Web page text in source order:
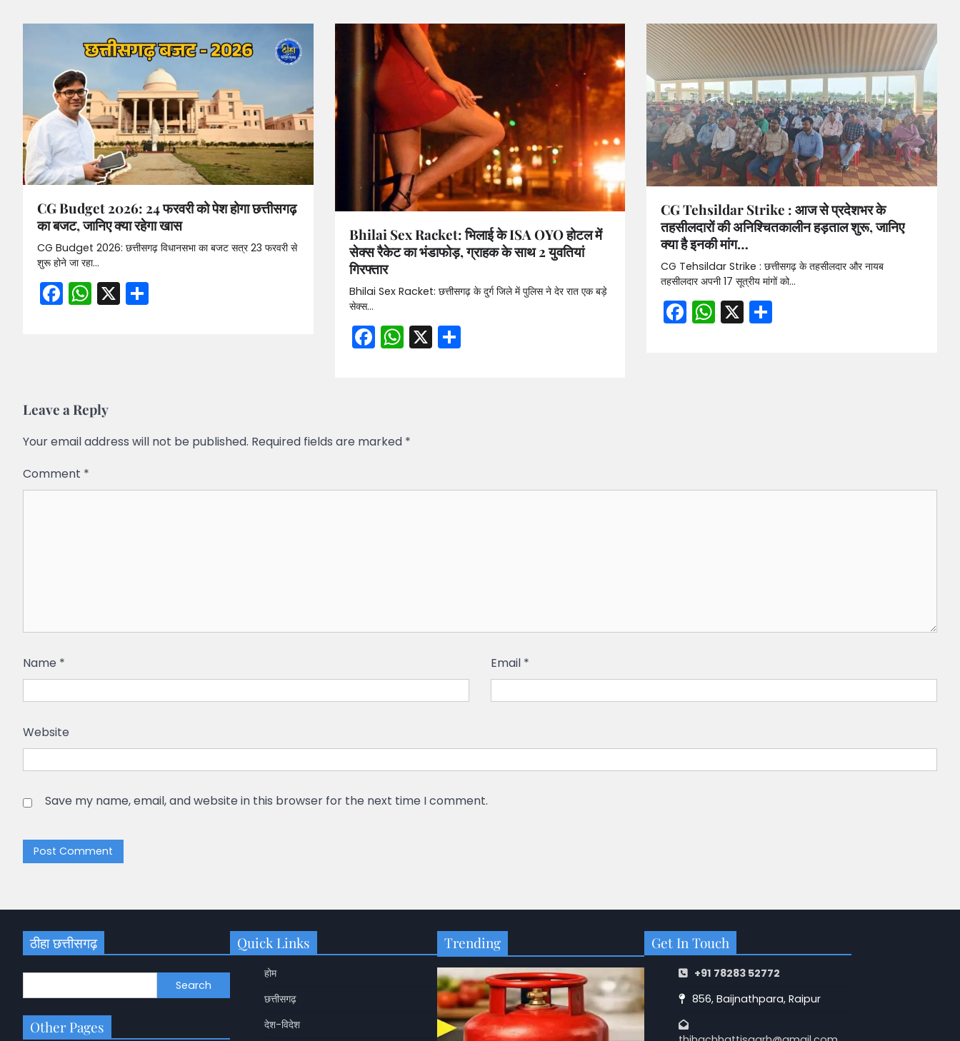
CG Budget 2026: 24 फरवरी को पेश होगा छत्तीसगढ़
का बजट, जानिए क्या रहेगा खास
CG Budget 2026: छत्तीसगढ़ विधानसभा का बजट सत्र 23 फरवरी से
शुरू होने जा रहा…
Facebook
WhatsApp
X
Bhilai Sex Racket: भिलाई के ISA OYO होटल में
सेक्स रैकेट का भंडाफोड़, ग्राहक के साथ 2 युवतियां
गिरफ्तार
Bhilai Sex Racket: छत्तीसगढ़ के दुर्ग जिले में पुलिस ने देर रात एक बड़े
सेक्स…
Facebook
WhatsApp
X Share
CG Tehsildar Strike : आज से प्रदेशभर के
तहसीलदारों की अनिश्चितकालीन हड़ताल शुरू, जानिए
क्या है इनकी मांग…
CG Tehsildar Strike : छत्तीसगढ़ के तहसीलदार और नायब
तहसीलदार अपनी 17 सूत्रीय मांगों को…
Facebook
WhatsApp
X
Leave a Reply
Your email address will not be published. Required fields are marked *
Comment *
Name * Email *
Website
Save my name, email, and website in this browser for the next time I comment.
ठीहा छत्तीसगढ़
Search
Other Pages
Quick Links
होम
छत्तीसगढ़
देश-विदेश
Trending Get In Touch
+91 78283 52772
856, Baijnathpara, Raipur